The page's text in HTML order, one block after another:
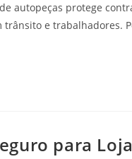
autopeças protege
e trabalhadores.
para